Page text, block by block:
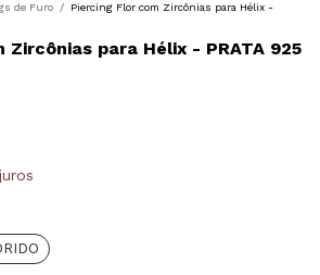
de Furo /
Piercing Flor com Zircônias para Hélix -
Zircônias para Hélix - PRATA 925